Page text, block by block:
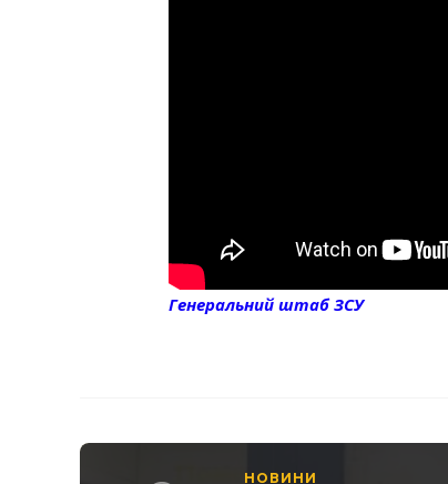
Генеральний штаб ЗСУ
НОВИНИ